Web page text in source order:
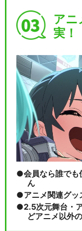
アニ
実！
会員なら誰でも
ん
アニメ関連グッ
2.5次元舞台・
どアニメ以外